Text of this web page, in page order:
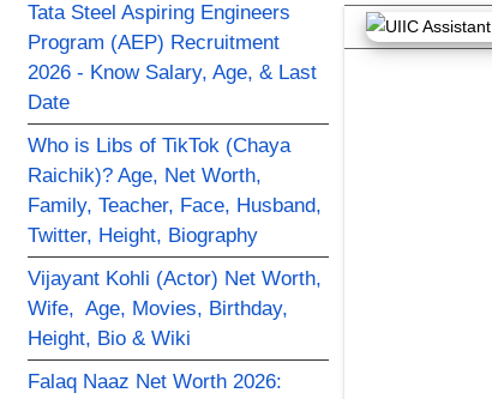
Tata Steel Aspiring Engineers
Program (AEP) Recruitment
2026 - Know Salary, Age, & Last
Date
Who is Libs of TikTok (Chaya
Raichik)? Age, Net Worth,
Family, Teacher, Face, Husband,
Twitter, Height, Biography
Vijayant Kohli (Actor) Net Worth,
Wife, Age, Movies, Birthday,
Height, Bio & Wiki
Falaq Naaz Net Worth 2026: